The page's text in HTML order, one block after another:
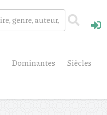
Dominantes
Siècles